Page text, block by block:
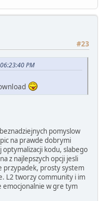
#23
PM
pomyslow
na prawde dobrymi
kodu, slabego
z najlepszych opcji jesli
przypadek, prosty system
L2 tworzy community i im
emocjonalnie w gre tym